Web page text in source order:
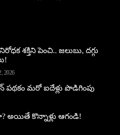
శక్తిని పెంచి.. జలుబు, దగ్గు
2026
పథకం మరో ఐదేళ్లు పొడిగింపు
అయితే కొన్నాళ్లు ఆగండి!